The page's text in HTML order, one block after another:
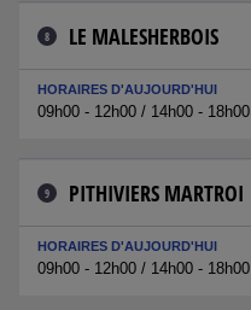
8 LE MALESHERBOIS
HORAIRES D'AUJOURD'HUI
09h00 - 12h00 / 14h00 - 18h00
9 PITHIVIERS MARTROI
HORAIRES D'AUJOURD'HUI
09h00 - 12h00 / 14h00 - 18h00